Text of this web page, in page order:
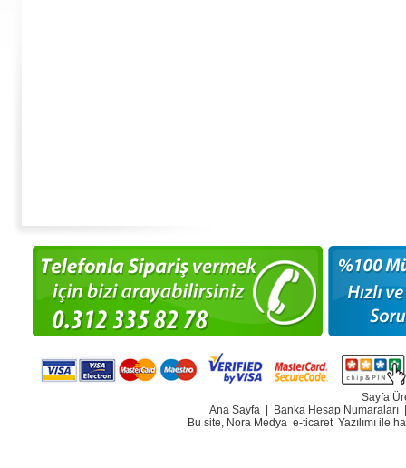
Sayfa
Ana Sayfa
Banka Hesap Numaraları
Bu site, Nora Medya e-ticaret Yazılımı ile